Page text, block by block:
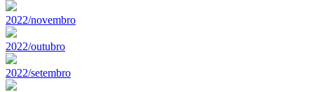
2022/novembro
2022/outubro
2022/setembro